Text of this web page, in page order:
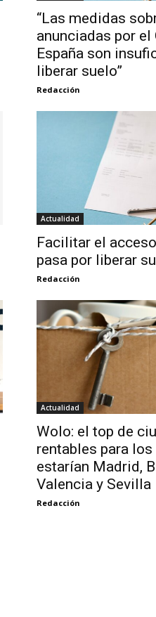
“Las medidas
anunciadas por el
España son
liberar suelo”
Redacción
Actualidad
Facilitar el
pasa por liberar
Redacción
Actualidad
Wolo: el top de
rentables para
estarían Madrid,
Valencia y Sevilla
Redacción